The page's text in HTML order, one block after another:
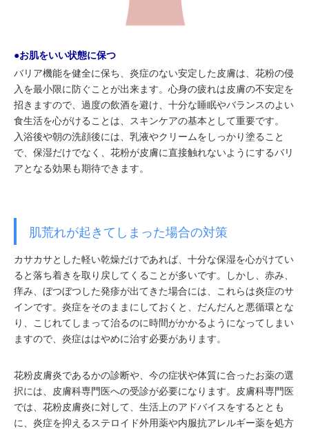
●お肌をいい状態に保つ
バリア機能を健全に保ち、炎症のない安定した皮膚は、花粉の侵
入を最小限に防ぐことが出来ます。心身の疲れは皮膚の不安定を
招きますので、過度の飲酒を避け、十分な睡眠やバランスのよい
食生活を心がけることは、スキンケアの基本として重要です。
入浴後や朝の洗顔後には、乳液やクリームをしっかり塗ること
で、保湿だけでなく、花粉が皮膚に直接触れないようにするバリ
アとなる効果も期待できます。
肌荒れが起きてしまった場合の対策
カサカサとした軽い乾燥だけであれば、十分な保湿を心がけてい
ると落ち着きを取り戻してくることが多いです。しかし、赤み、
痒み、ぼつぼつした発疹が出てきた場合には、これらは炎症のサ
インです。炎症をそのままにしておくと、だんだんと悪循環とな
り、こじれてしまって治るのに時間がかかるようになってしまい
ますので、炎症ははやめに治す必要があります。
花粉皮膚炎であるかの診断や、今の症状や体質に合ったお薬の選
択には、皮膚科専門医への受診が必要になります。皮膚科専門医
では、花粉皮膚炎に対して、生活上のアドバイスをするととも
に、炎症を抑えるステロイド外用薬や内服抗アレルギー薬を処方